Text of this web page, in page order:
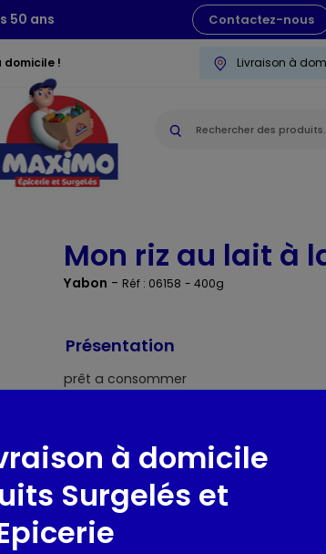
50 ans Contactez-nous
domicile ! Livraison à
Mon riz au lait à
Yabon - Réf : 06158 - 400g
Présentation
prêt a consommer
Composition / Ingrédients /
Laitentier 74,5% (origine France), sucre,
Crème, arôme naturel de vanille,
à domicile
Surgelés et